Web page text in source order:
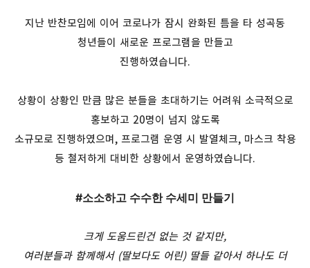
지난 반찬모임에 이어 코로나가 잠시 완화된 틈을 타 성곡동
청년들이 새로운 프로그램을 만들고
진행하였습니다.
상황이 상황인 만큼 많은 분들을 초대하기는 어려워 소극적으로
홍보하고 20명이 넘지 않도록
소규모로 진행하였으며, 프로그램 운영 시 발열체크, 마스크 착용
등 철저하게 대비한 상황에서 운영하였습니다.
#소소하고 수수한 수세미 만들기
크게 도움드린건 없는 것 같지만,
여러분들과 함께해서 (딸보다도 어린) 딸들 같아서 하나도 더